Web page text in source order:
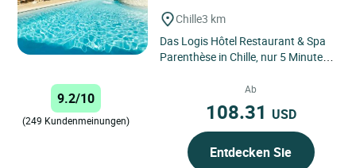
Chille3 km
Das Logis Hôtel Restaurant & Spa
Parenthèse in Chille, nur 5 Minuten
empfängt Sie in einer...
9.2/10
(249 Kundenmeinungen)
Ab
108.31 USD
Entdecken Sie